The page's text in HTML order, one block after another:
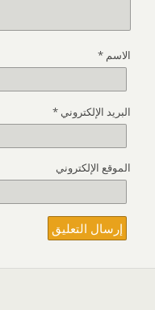
الاسم *
البريد الإلكتروني *
الموقع الإلكتروني